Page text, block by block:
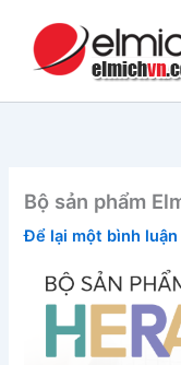
Bộ sản phẩm
Để lại một bình luận